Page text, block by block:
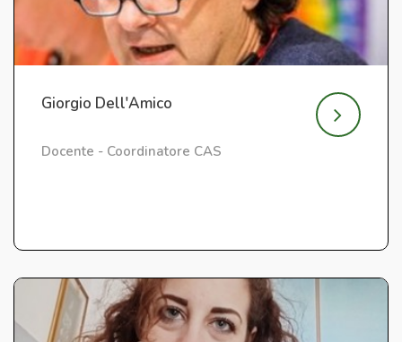
Giorgio Dell'Amico
Docente - Coordinatore CAS